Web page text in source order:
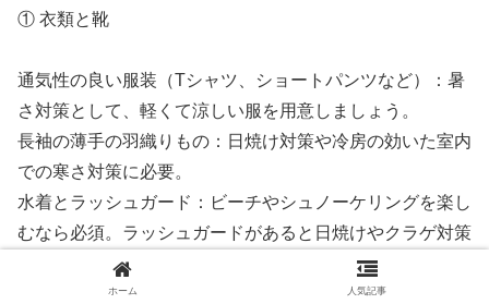
① 衣類と靴
通気性の良い服装（Tシャツ、ショートパンツなど）：暑
さ対策として、軽くて涼しい服を用意しましょう。
長袖の薄手の羽織りもの：日焼け対策や冷房の効いた室内
での寒さ対策に必要。
水着とラッシュガード：ビーチやシュノーケリングを楽し
むなら必須。ラッシュガードがあると日焼けやクラゲ対策
になります。
マリンシューズ：岩場の多いビーチでは足を保護するため
ホーム 人気記事